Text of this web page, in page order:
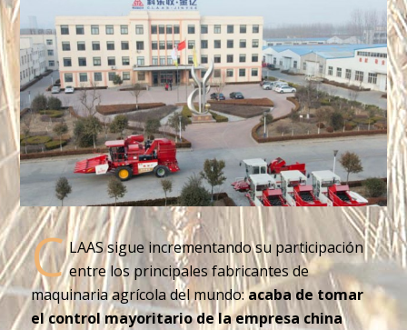
C LAAS sigue incrementando su participación
entre los principales fabricantes de
maquinaria agrícola del mundo:acaba de tomar
el control mayoritario de la empresa china